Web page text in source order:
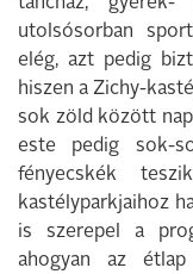
utolsósorban
elég, azt pedig
hiszen a Zichy-
sok zöld között
este pedig sok-
fényecskék
kastélyparkjaihoz
is szerepel a
ahogyan az